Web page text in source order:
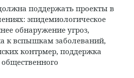
поддержать проекты в
эпидемиологическое
обнаружение угроз,
к вспышкам заболеваний,
контрмер, поддержка